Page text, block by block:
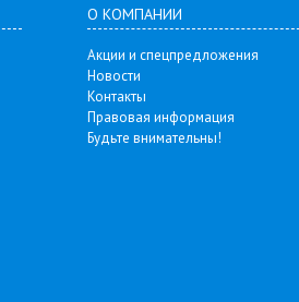
О КОМПАНИИ
Акции и спецпредложения
Новости
Контакты
Правовая информация
Будьте внимательны!